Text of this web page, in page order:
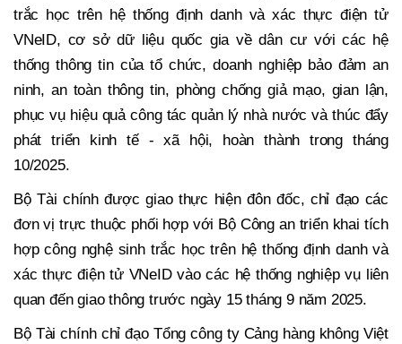
trắc học trên hệ thống định danh và xác thực điện tử
VNeID, cơ sở dữ liệu quốc gia về dân cư với các hệ
thống thông tin của tổ chức, doanh nghiệp bảo đảm an
ninh, an toàn thông tin, phòng chống giả mạo, gian lận,
phục vụ hiệu quả công tác quản lý nhà nước và thúc đẩy
phát triển kinh tế - xã hội, hoàn thành trong tháng
10/2025.
Bộ Tài chính được giao thực hiện đôn đốc, chỉ đạo các
đơn vị trực thuộc phối hợp với Bộ Công an triển khai tích
hợp công nghệ sinh trắc học trên hệ thống định danh và
xác thực điện tử VNeID vào các hệ thống nghiệp vụ liên
quan đến giao thông trước ngày 15 tháng 9 năm 2025.
Bộ Tài chính chỉ đạo Tổng công ty Cảng hàng không Việt